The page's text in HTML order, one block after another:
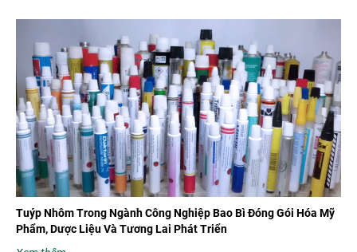
Tuýp Nhôm Trong Ngành Công Nghiệp Bao Bì Đóng Gói Hóa Mỹ
Phẩm, Dược Liệu Và Tương Lai Phát Triển